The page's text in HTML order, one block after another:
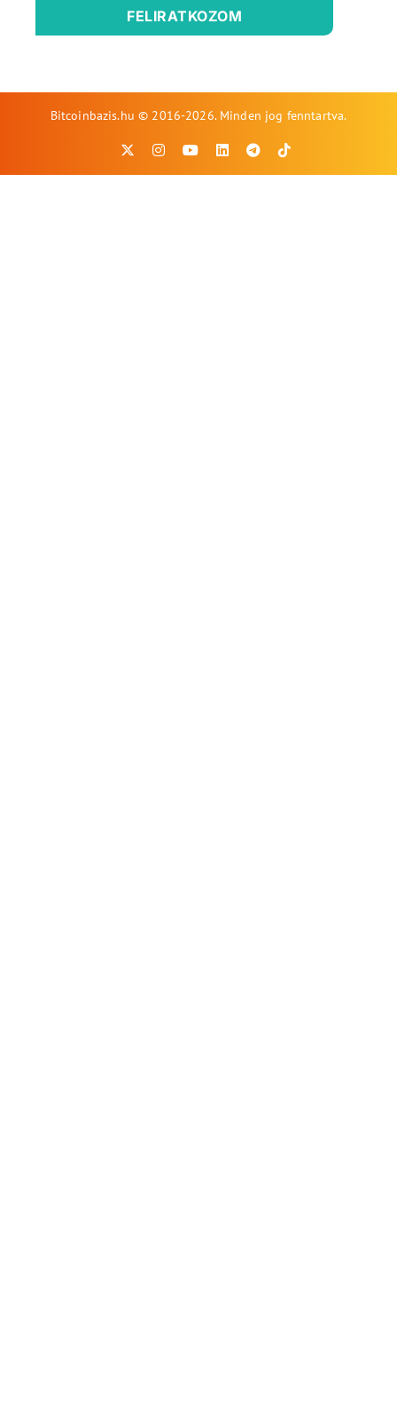
FELIRATKOZOM
Bitcoinbazis.hu © 2016-2026. Minden jog fenntartva.